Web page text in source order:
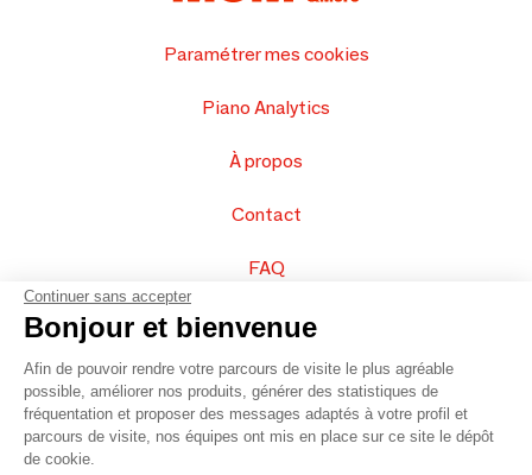
Paramétrer mes cookies
Piano Analytics
À propos
Contact
FAQ
Vendez vos produits
Plan du site
Continuer sans accepter
Bonjour et bienvenue
Afin de pouvoir rendre votre parcours de visite le plus agréable
possible, améliorer nos produits, générer des statistiques de
fréquentation et proposer des messages adaptés à votre profil et
parcours de visite, nos équipes ont mis en place sur ce site le dépôt
de cookie.